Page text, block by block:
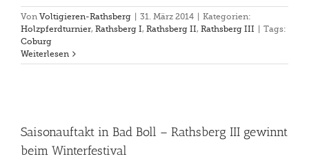
Von Voltigieren-Rathsberg | 31. März 2014 | Kategorien:
Holzpferdturnier, Rathsberg I, Rathsberg II, Rathsberg III | Tags:
Coburg
Weiterlesen
Saisonauftakt in Bad Boll – Rathsberg III gewinnt
beim Winterfestival